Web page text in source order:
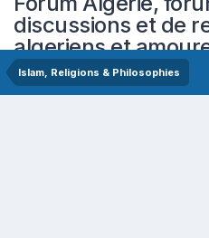
discussions et de
algeriens et
Islam, Religions & Philosophies